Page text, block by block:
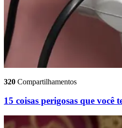
320 Compartilhamentos
15 coisas perigosas que você